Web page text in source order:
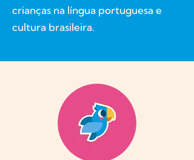
crianças na língua portuguesa e
cultura brasileira.